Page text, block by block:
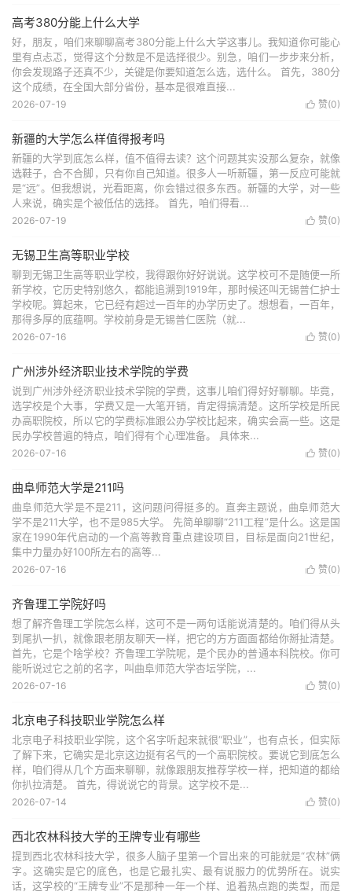
高考380分能上什么大学
好，朋友，咱们来聊聊高考380分能上什么大学这事儿。我知道你可能心
里有点忐忑，觉得这个分数是不是选择很少。别急，咱们一步步来分析，
你会发现路子还真不少，关键是你要知道怎么选，选什么。 首先，380分
这个成绩，在全国大部分省份，基本是很难直接...
 赞(0)
2026-07-19
新疆的大学怎么样值得报考吗
新疆的大学到底怎么样，值不值得去读？这个问题其实没那么复杂，就像
选鞋子，合不合脚，只有你自己知道。很多人一听新疆，第一反应可能就
是“远”。但我想说，光看距离，你会错过很多东西。新疆的大学，对一些
人来说，确实是个被低估的选择。 首先，咱们得看...
 赞(0)
2026-07-19
无锡卫生高等职业学校
聊到无锡卫生高等职业学校，我得跟你好好说说。这学校可不是随便一所
新学校，它历史特别悠久，都能追溯到1919年，那时候还叫无锡普仁护士
学校呢。算起来，它已经有超过一百年的办学历史了。想想看，一百年，
那得多厚的底蕴啊。学校前身是无锡普仁医院（就...
 赞(0)
2026-07-16
广州涉外经济职业技术学院的学费
说到广州涉外经济职业技术学院的学费，这事儿咱们得好好聊聊。毕竟，
选学校是个大事，学费又是一大笔开销，肯定得搞清楚。这所学校是所民
办高职院校，所以它的学费标准跟公办学校比起来，确实会高一些。这是
民办学校普遍的特点，咱们得有个心理准备。 具体来...
 赞(0)
2026-07-16
曲阜师范大学是211吗
曲阜师范大学是不是211，这问题问得挺多的。直奔主题说，曲阜师范大
学不是211大学，也不是985大学。 先简单聊聊“211工程”是什么。这是国
家在1990年代启动的一个高等教育重点建设项目，目标是面向21世纪，
集中力量办好100所左右的高等...
 赞(0)
2026-07-16
齐鲁理工学院好吗
想了解齐鲁理工学院怎么样，这可不是一两句话能说清楚的。咱们得从头
到尾扒一扒，就像跟老朋友聊天一样，把它的方方面面都给你掰扯清楚。
首先，它是个啥学校？齐鲁理工学院呢，是个民办的普通本科院校。你可
能听说过它之前的名字，叫曲阜师范大学杏坛学院，...
 赞(0)
2026-07-16
北京电子科技职业学院怎么样
北京电子科技职业学院，这个名字听起来就很“职业”，也有点长，但实际
了解下来，它确实是北京这边挺有名气的一个高职院校。要说它到底怎么
样，咱们得从几个方面来聊聊，就像跟朋友推荐学校一样，把知道的都给
你扒拉清楚。 首先，得说说它的背景。这学校不是...
 赞(0)
2026-07-14
西北农林科技大学的王牌专业有哪些
提到西北农林科技大学，很多人脑子里第一个冒出来的可能就是“农林”俩
字。这确实是它的底色，也是它最扎实、最有说服力的优势所在。说实
话，这学校的“王牌专业”不是那种一年一个样、追着热点跑的类型，而是